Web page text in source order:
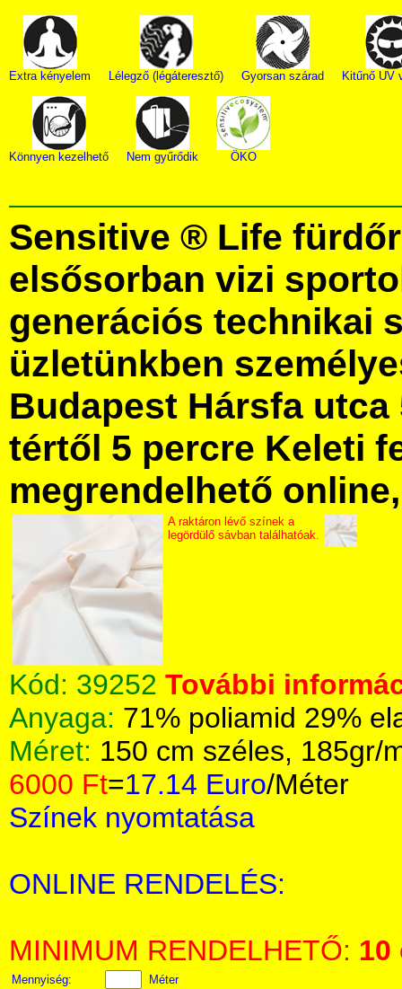
Extra kényelem Lélegző (légáteresztő) Gyorsan szárad Kitűnő UV
Könnyen kezelhető Nem gyűrődik ÖKO
Sensitive ® Life
elsősorban vizi
generációs technikai
üzletünkben
Budapest Hársfa utca
tértől 5 percre Keleti
megrendelhető
A raktáron lévő színek a
legördülő sávban találhatóak.
Kód: 39252 További
Anyaga: 71% poliamid 29%
Méret: 150 cm széles, 185gr/
6000 Ft=17.14 Euro/Méter
Színek nyomtatása
ONLINE RENDELÉS:
MINIMUM RENDELHETŐ: 10
Mennyiség:
Méter